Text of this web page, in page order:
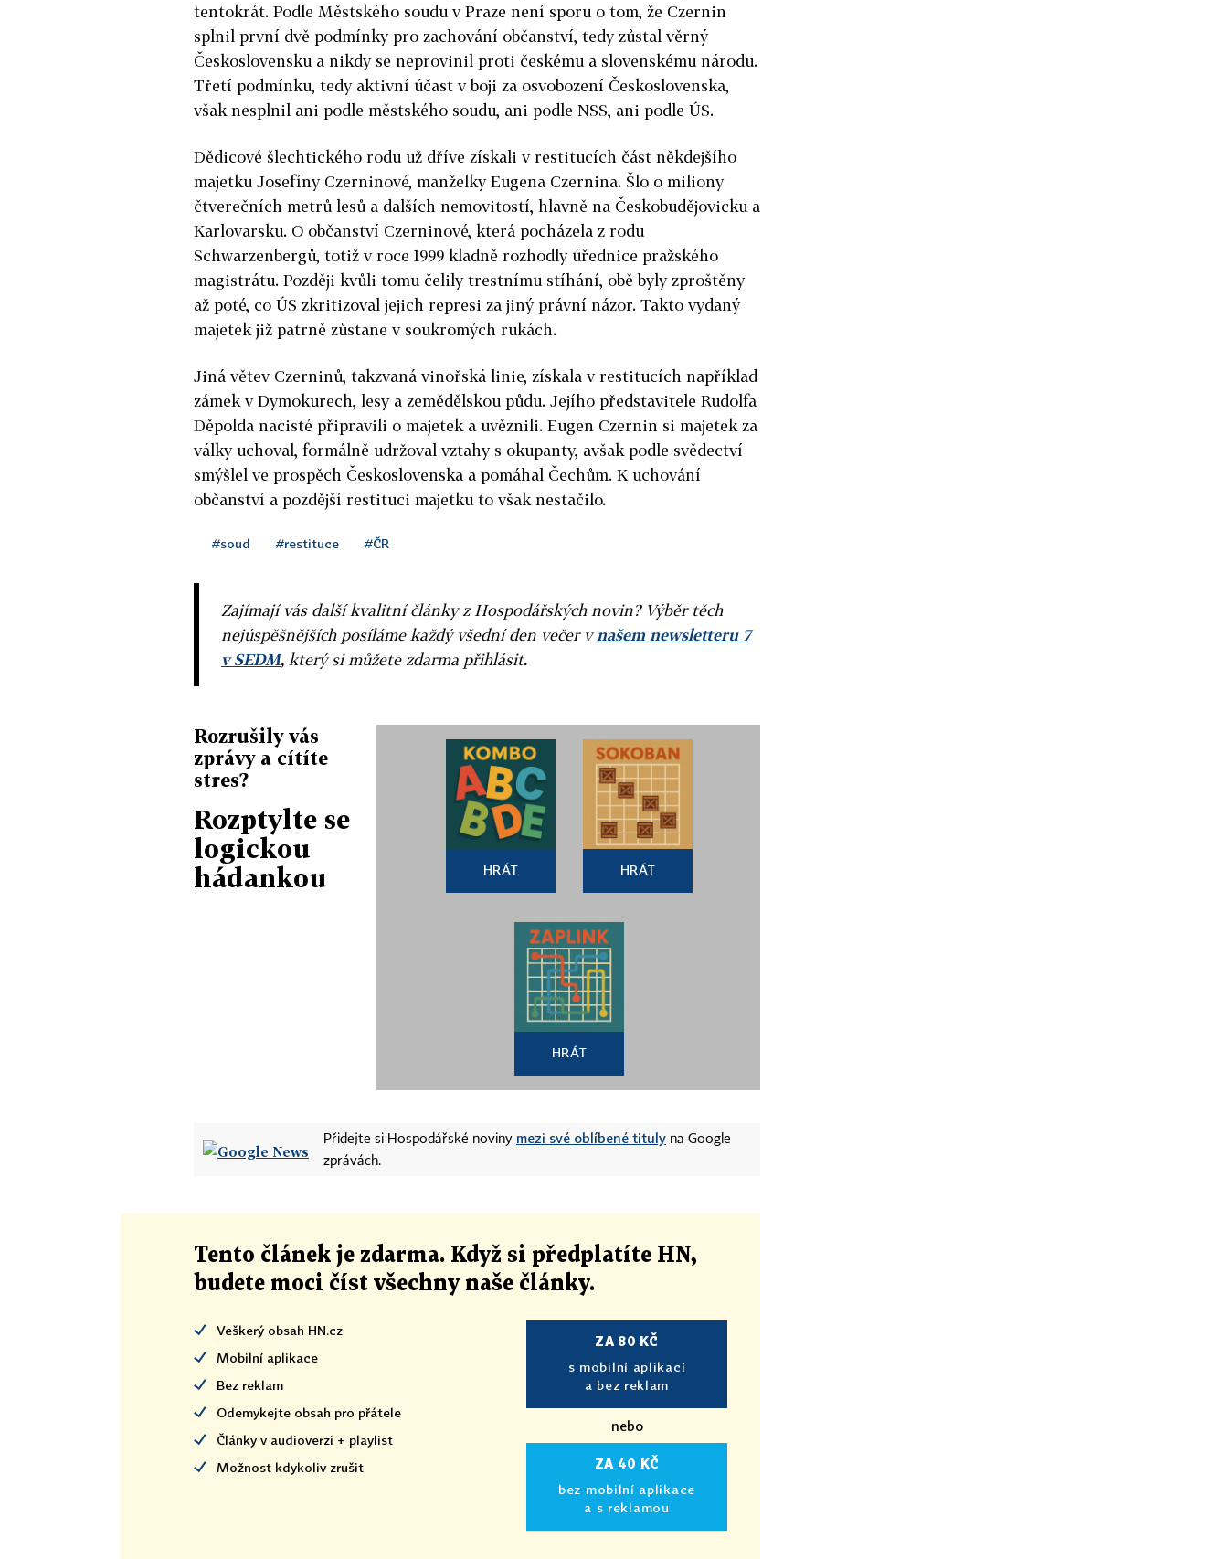
tentokrát. Podle Městského soudu v Praze není sporu o tom, že Czernin
splnil první dvě podmínky pro zachování občanství, tedy zůstal věrný
Československu a nikdy se neprovinil proti českému a slovenskému národu.
Třetí podmínku, tedy aktivní účast v boji za osvobození Československa,
však nesplnil ani podle městského soudu, ani podle NSS, ani podle ÚS.
Dědicové šlechtického rodu už dříve získali v restitucích část někdejšího
majetku Josefíny Czerninové, manželky Eugena Czernina. Šlo o miliony
čtverečních metrů lesů a dalších nemovitostí, hlavně na Českobudějovicku a
Karlovarsku. O občanství Czerninové, která pocházela z rodu
Schwarzenbergů, totiž v roce 1999 kladně rozhodly úřednice pražského
magistrátu. Později kvůli tomu čelily trestnímu stíhání, obě byly zproštěny
až poté, co ÚS zkritizoval jejich represi za jiný právní názor. Takto vydaný
majetek již patrně zůstane v soukromých rukách.
Jiná větev Czerninů, takzvaná vinořská linie, získala v restitucích například
zámek v Dymokurech, lesy a zemědělskou půdu. Jejího představitele Rudolfa
Děpolda nacisté připravili o majetek a uvěznili. Eugen Czernin si majetek za
války uchoval, formálně udržoval vztahy s okupanty, avšak podle svědectví
smýšlel ve prospěch Československa a pomáhal Čechům. K uchování
občanství a pozdější restituci majetku to však nestačilo.
#soud #restituce #ČR
Zajímají vás další kvalitní články z Hospodářských novin? Výběr těch
nejúspěšnějších posíláme každý všední den večer vnašem newsletteru 7
v SEDM, který si můžete zdarma přihlásit.
Rozrušily vás
zprávy a cítíte
stres?
Rozptylte se
logickou
hádankou
HRÁT HRÁT
HRÁT
Přidejte si Hospodářské noviny mezi své oblíbené tituly na Google
zprávách.
Tento článek je zdarma. Když si předplatíte HN,
budete moci číst všechny naše články.
Veškerý obsah HN.cz
Mobilní aplikace
Bez reklam
Odemykejte obsah pro přátele
Články v audioverzi + playlist
Možnost kdykoliv zrušit
ZA 80 KČ
s mobilní aplikací
a bez reklam
nebo
ZA 40 KČ
bez mobilní aplikace
a s reklamou